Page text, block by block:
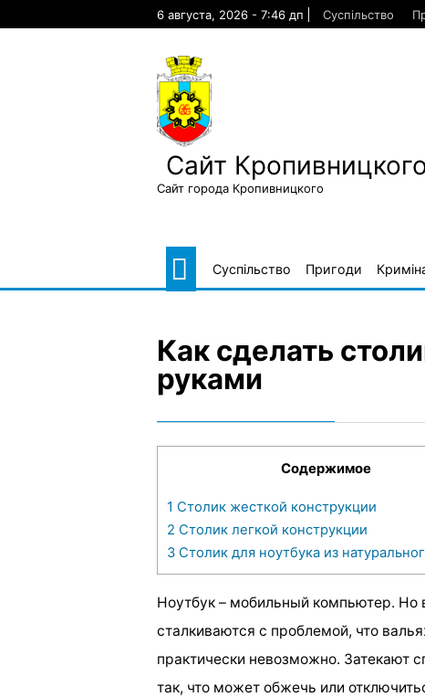
6 августа, 2026 - 7:46 дп Суспільство
Сайт
Сайт города Кропивницкого
Суспільство Пригоди
Как сделать
руками
Содержимое
1 Столик жесткой конструкции
2 Столик легкой конструкции
3 Столик для ноутбука из
Ноутбук – мобильный компьютер. Но
сталкиваются с проблемой, что
практически невозможно. Затекают
так, что может обжечь или